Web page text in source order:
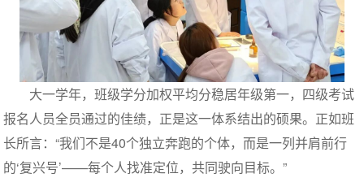
大一学年，班级学分加权平均分稳居年级第一，四级考试
报名人员全员通过的佳绩，正是这一体系结出的硕果。正如班
长所言：“我们不是40个独立奔跑的个体，而是一列并肩前行
的‘复兴号’——每个人找准定位，共同驶向目标。”